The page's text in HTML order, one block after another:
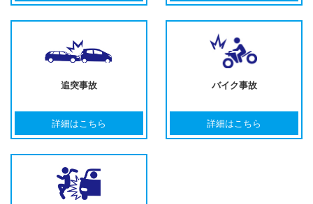
追突事故
詳細はこちら
バイク事故
詳細はこちら